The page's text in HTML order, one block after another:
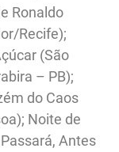
Ronaldo
Recife);
(São
– PB);
do Caos
Noite de
Antes